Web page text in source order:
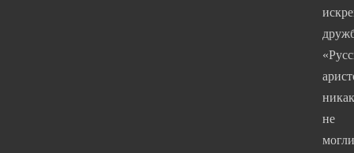
никак
не
могли